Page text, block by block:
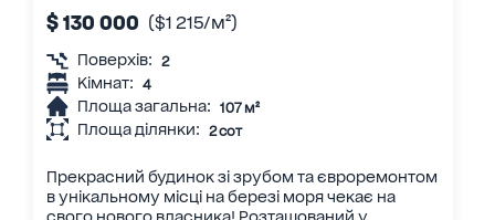
$ 130 000 ($1 215/м²)
Поверхів: 2
Кімнат: 4
Площа загальна: 107 м²
Площа ділянки: 2 сот
Прекрасний будинок зі зрубом та євроремонтом
в унікальному місці на березі моря чекає на